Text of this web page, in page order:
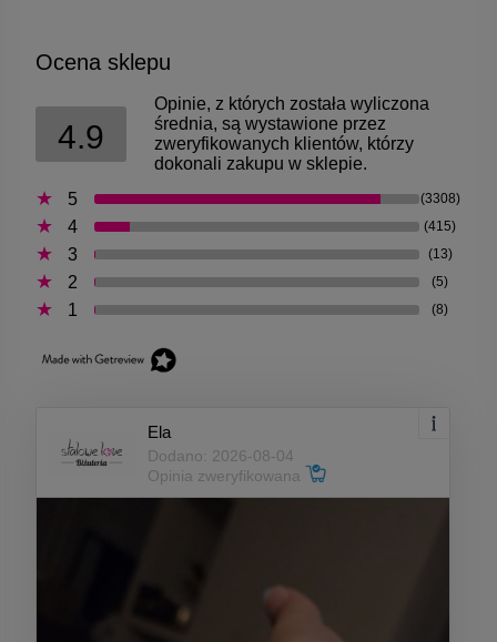
Ocena sklepu
4.9
Opinie, z których została wyliczona
średnia, są wystawione przez
zweryfikowanych klientów, którzy
dokonali zakupu w sklepie.
5
(3308)
4 (415)
3 (13)
2 (5)
1 (8)
Ela
Dodano: 2026-08-04
Opinia zweryfikowana